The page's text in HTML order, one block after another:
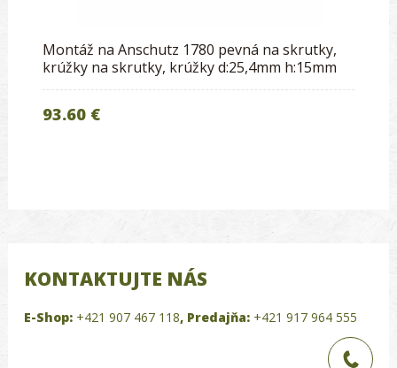
Montáž na Anschutz 1780 pevná na skrutky,
krúžky na skrutky, krúžky d:25,4mm h:15mm
93.60 €
KONTAKTUJTE NÁS
E-Shop: +421 907 467 118, Predajňa: +421 917 964 555